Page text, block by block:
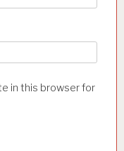
in this browser for